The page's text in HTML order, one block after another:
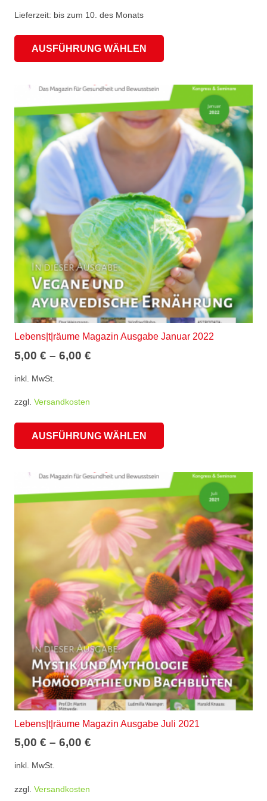
Lieferzeit: bis zum 10. des Monats
AUSFÜHRUNG WÄHLEN
mehrere
Varianten
auf.
Die
Optionen
können
auf
der
Produktseite
gewählt
werden
Lebens|t|räume Magazin Ausgabe Januar 2022
5,00 € – 6,00 €
inkl. MwSt.
zzgl. Versandkosten
AUSFÜHRUNG WÄHLEN
mehrere
Varianten
auf.
Die
Optionen
können
auf
der
Produktseite
gewählt
werden
Lebens|t|räume Magazin Ausgabe Juli 2021
5,00 € – 6,00 €
inkl. MwSt.
zzgl. Versandkosten